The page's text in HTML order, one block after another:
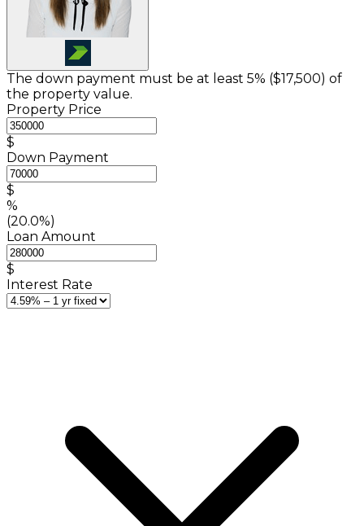
The down payment must be at least 5% ($17,500) of
the property value.
Property Price
$
Down Payment
$
%
(20.0%)
Loan Amount
$
Interest Rate